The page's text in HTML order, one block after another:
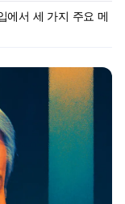
에서 세 가지 주요 메